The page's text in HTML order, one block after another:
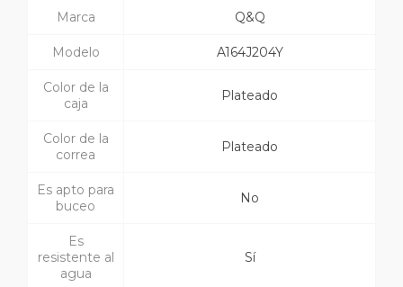
Marca Q&Q
Modelo A164J204Y
Color de la
caja
Plateado
Color de la
correa
Plateado
Es apto para
buceo
No
Es
resistente al
agua
Sí